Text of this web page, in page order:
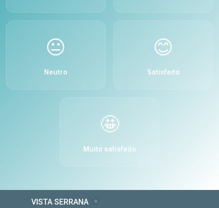
😐
Neutro
😊
Satisfeito
🤩
Muito satisfeito